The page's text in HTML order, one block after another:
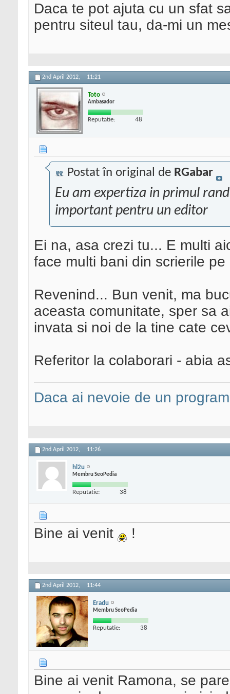
Daca te pot ajuta cu un sfat
pentru siteul tau, da-mi un
2nd April 2012, 11:21
Toto
Ambasador
Reputatie: 48
Postat în original de RGabar
Eu am expertiza in primul
important pentru un editor
Ei na, asa crezi tu... E multi
face multi bani din scrierile
Revenind... Bun venit, ma
aceasta comunitate, sper sa
invata si noi de la tine cate
Referitor la colaborari - abia
Daca ai nevoie de un
2nd April 2012, 11:26
hl2u
Membru SeoPedia
Reputatie: 38
Bine ai venit !
2nd April 2012, 11:44
Eradu
Membru SeoPedia
Reputatie: 38
Bine ai venit Ramona, se